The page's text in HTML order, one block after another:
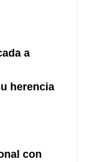
a
herencia
con